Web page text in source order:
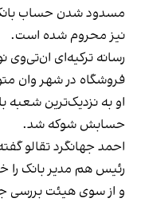
مسدود شدن حساب
نیز محروم شده است.
رسانه ترکیه‌ای ان‌تی‌وی
فروشگاه در شهر وان
او به نزدیک‌ترین شعبه
حسابش شوکه شد.
احمد جهانگرد تقالو
رئیس هم مدیر بانک را
و از سوی هیئت بررسی